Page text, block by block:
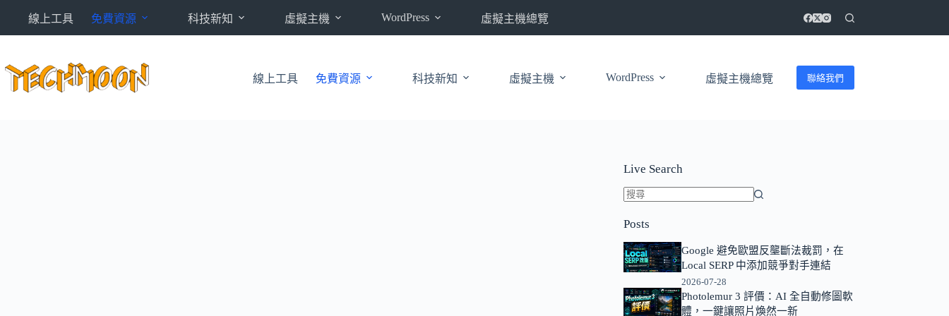
內
線上工具 免費資源 科技新知 虛擬主機 WordPress 虛擬主機總覽
線上工具 免費資源 科技新知 虛擬主機 WordPress 虛擬主機總覽 聯絡我們
Live Search
不
到
符
條
件
Posts
Google 避免歐盟反壟斷法裁罰，在
Local SERP 中添加競爭對手連結
2026-07-28
Photolemur 3 評價：AI 全自動修圖軟
體，一鍵讓照片煥然一新